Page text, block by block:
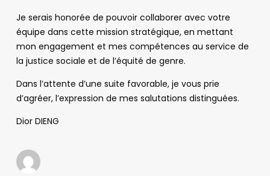
Je serais honorée de pouvoir collaborer avec votre
équipe dans cette mission stratégique, en mettant
mon engagement et mes compétences au service de
la justice sociale et de l’équité de genre.
Dans l’attente d’une suite favorable, je vous prie
d’agréer, l’expression de mes salutations distinguées.
Dior DIENG